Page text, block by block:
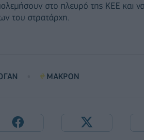
στο πλευρό της ΚΕΕ και
του στρατάρχη.
ΜΑΚΡΟΝ